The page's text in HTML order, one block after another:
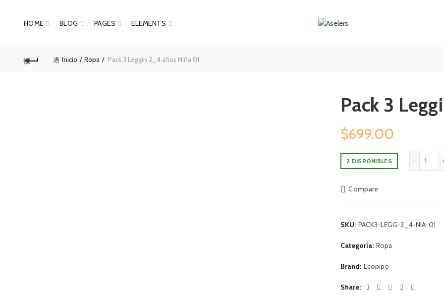
HOME BLOG PAGES ELEMENTS
Inicio Ropa Pack 3 Leggin 2_4 años Niña 01
Pack 3
$699.00
2 DISPONIBLES
Compare
SKU: PACK3-LEGG-2_4-NIA-01
Categoría: Ropa
Brand: Ecopipo
Share